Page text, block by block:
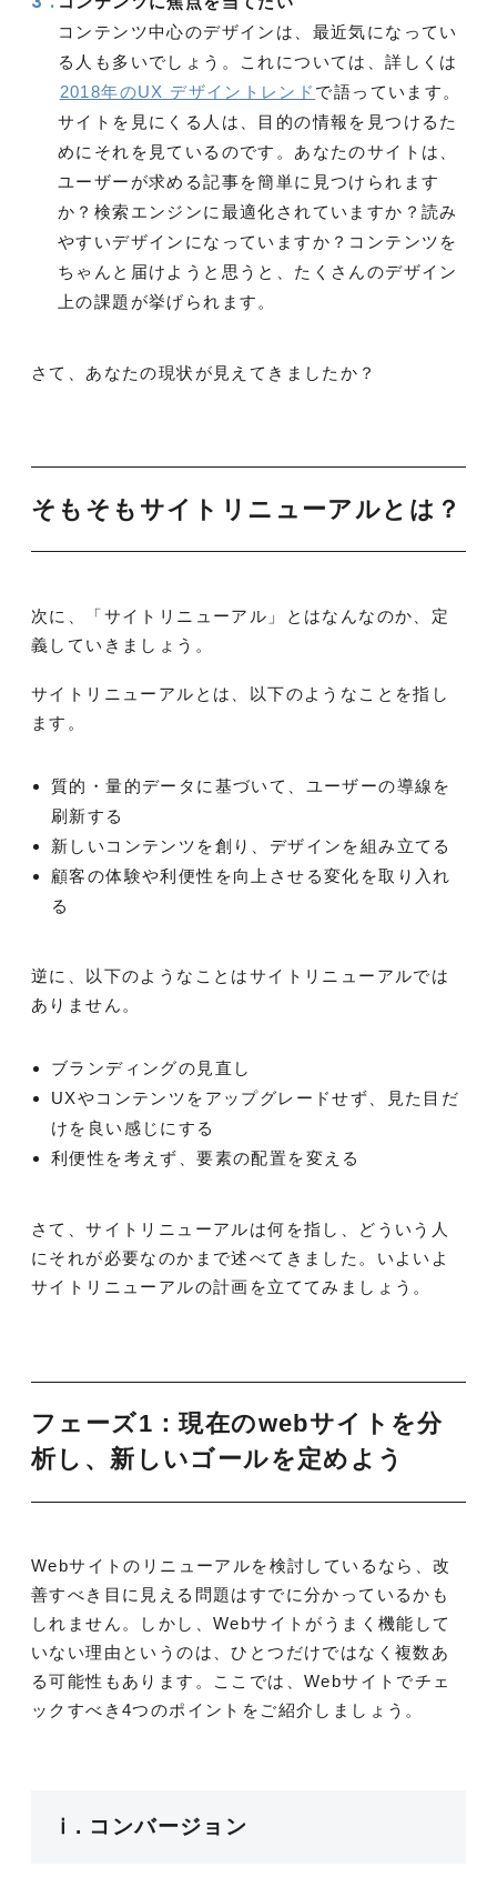
コンテンツ中心のデザインは、最近気になってい
る人も多いでしょう。これについては、詳しくは
2018年のUX デザイントレンド で語っています。
サイトを見にくる人は、目的の情報を見つけるた
めにそれを見ているのです。あなたのサイトは、
ユーザーが求める記事を簡単に見つけられます
か？検索エンジンに最適化されていますか？読み
やすいデザインになっていますか？コンテンツを
ちゃんと届けようと思うと、たくさんのデザイン
上の課題が挙げられます。
さて、あなたの現状が見えてきましたか？
そもそもサイトリニューアルとは？
次に、「サイトリニューアル」とはなんなのか、定
義していきましょう。
サイトリニューアルとは、以下のようなことを指し
ます。
質的・量的データに基づいて、ユーザーの導線を
刷新する
新しいコンテンツを創り、デザインを組み立てる
顧客の体験や利便性を向上させる変化を取り入れ
る
逆に、以下のようなことはサイトリニューアルでは
ありません。
ブランディングの見直し
UXやコンテンツをアップグレードせず、見た目だ
けを良い感じにする
利便性を考えず、要素の配置を変える
さて、サイトリニューアルは何を指し、どういう人
にそれが必要なのかまで述べてきました。いよいよ
サイトリニューアルの計画を立ててみましょう。
フェーズ1：現在のwebサイトを分
析し、新しいゴールを定めよう
Webサイトのリニューアルを検討しているなら、改
善すべき目に見える問題はすでに分かっているかも
しれません。しかし、Webサイトがうまく機能して
いない理由というのは、ひとつだけではなく複数あ
る可能性もあります。ここでは、Webサイトでチェ
ックすべき4つのポイントをご紹介しましょう。
ⅰ. コンバージョン